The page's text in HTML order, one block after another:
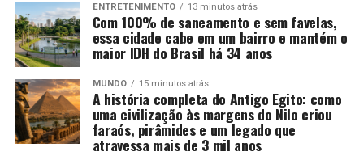
ENTRETENIMENTO 13 minutos atrás
Com 100% de saneamento e sem favelas,
essa cidade cabe em um bairro e mantém o
maior IDH do Brasil há 34 anos
MUNDO 15 minutos atrás
A história completa do Antigo Egito: como
uma civilização às margens do Nilo criou
faraós, pirâmides e um legado que
atravessa mais de 3 mil anos